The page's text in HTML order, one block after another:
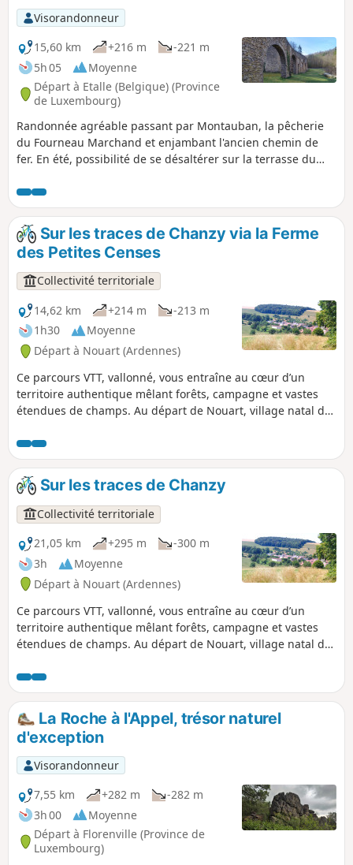
Visorandonneur
15,60 km
+216 m
-221 m
5h 05
Moyenne
Départ à Etalle (Belgique) (Province
de Luxembourg)
Randonnée agréable passant par Montauban, la pêcherie
du Fourneau Marchand et enjambant l'ancien chemin de
fer. En été, possibilité de se désaltérer sur la terrasse du
Sur les traces de Chanzy via la Ferme
des Petites Censes
Collectivité territoriale
14,62 km
+214 m
-213 m
1h30
Moyenne
Départ à Nouart (Ardennes)
Ce parcours VTT, vallonné, vous entraîne au cœur d’un
territoire authentique mêlant forêts, campagne et vastes
étendues de champs. Au départ de Nouart, village natal du
hameaux : Tailly, Barricourt, les Petites Censes, les
Forgettes, Les Tuileries... où se dévoilent de remarquables
bâtisses en pierre, témoins du patrimoine local. Un sentier
rythmé et varié, idéal pour les amateurs de VTT en quête de
nature, de relief et de découvertes historiques.
Sur les traces de Chanzy
Collectivité territoriale
21,05 km
+295 m
-300 m
3h
Moyenne
Départ à Nouart (Ardennes)
Ce parcours VTT, vallonné, vous entraîne au cœur d’un
territoire authentique mêlant forêts, campagne et vastes
étendues de champs. Au départ de Nouart, village natal du
hameaux : Tailly, Barricourt, les Petites Censes, les
Forgettes, Les Tuileries, Rémonville... où se dévoilent de
remarquables bâtisses en pierre, témoins du patrimoine
local. Un sentier rythmé et varié, idéal pour les amateurs de
VTT en quête de nature, de relief et de découvertes
historiques.
La Roche à l'Appel, trésor naturel
d'exception
Visorandonneur
7,55 km
+282 m
-282 m
3h 00
Moyenne
Départ à Florenville (Province de
Luxembourg)